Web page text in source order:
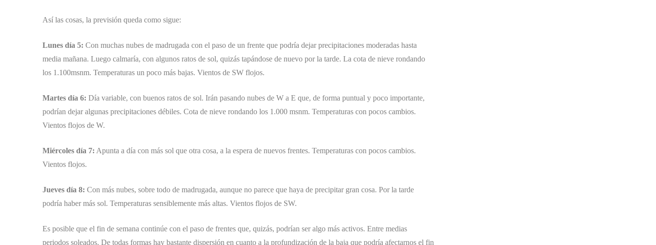
Así las cosas, la previsión queda como sigue:
Lunes día 5: Con muchas nubes de madrugada con el paso de un frente que podría dejar precipitaciones moderadas hasta
media mañana. Luego calmaría, con algunos ratos de sol, quizás tapándose de nuevo por la tarde. La cota de nieve rondando
los 1.100msnm. Temperaturas un poco más bajas. Vientos de SW flojos.
Martes día 6: Día variable, con buenos ratos de sol. Irán pasando nubes de W a E que, de forma puntual y poco importante,
podrían dejar algunas precipitaciones débiles. Cota de nieve rondando los 1.000 msnm. Temperaturas con pocos cambios.
Vientos flojos de W.
Miércoles día 7: Apunta a día con más sol que otra cosa, a la espera de nuevos frentes. Temperaturas con pocos cambios.
Vientos flojos.
Jueves día 8: Con más nubes, sobre todo de madrugada, aunque no parece que haya de precipitar gran cosa. Por la tarde
podría haber más sol. Temperaturas sensiblemente más altas. Vientos flojos de SW.
Es posible que el fin de semana continúe con el paso de frentes que, quizás, podrían ser algo más activos. Entre medias
periodos soleados. De todas formas hay bastante dispersión en cuanto a la profundización de la baja que podría afectarnos el fin